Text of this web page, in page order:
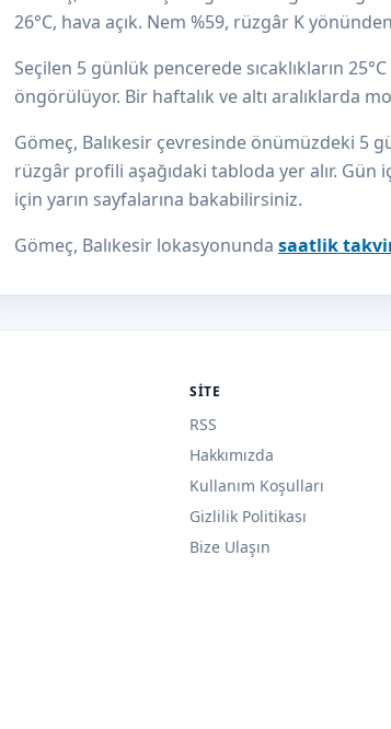
26°C, hava açık. Nem %59, rüzgâr K
Seçilen 5 günlük pencerede sıcaklıkların
öngörülüyor. Bir haftalık ve altı aralıklarda
Gömeç, Balıkesir çevresinde önümüzdeki 5
rüzgâr profili aşağıdaki tabloda yer alır. Gün
için yarın sayfalarına bakabilirsiniz.
Gömeç, Balıkesir lokasyonunda saatlik
SITE
RSS
Hakkımızda
Kullanım Koşulları
Gizlilik Politikası
Bize Ulaşın